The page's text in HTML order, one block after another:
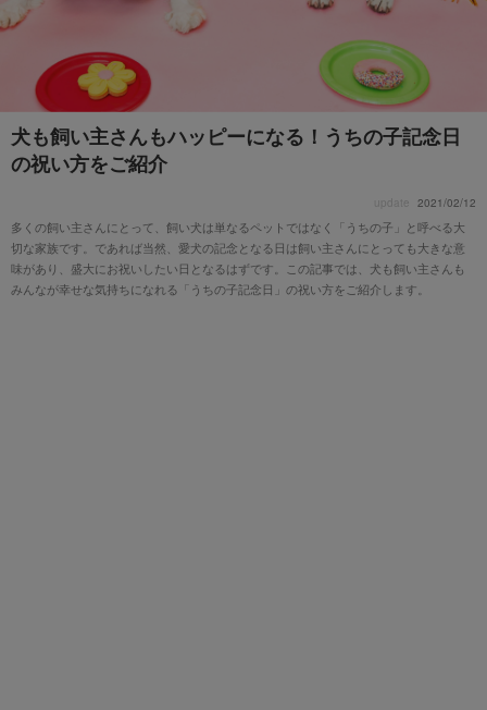
犬も飼い主さんもハッピーになる！うちの子記念日
の祝い方をご紹介
update 2021/02/12
多くの飼い主さんにとって、飼い犬は単なるペットではなく「うちの子」と呼べる大
切な家族です。であれば当然、愛犬の記念となる日は飼い主さんにとっても大きな意
味があり、盛大にお祝いしたい日となるはずです。この記事では、犬も飼い主さんも
みんなが幸せな気持ちになれる「うちの子記念日」の祝い方をご紹介します。